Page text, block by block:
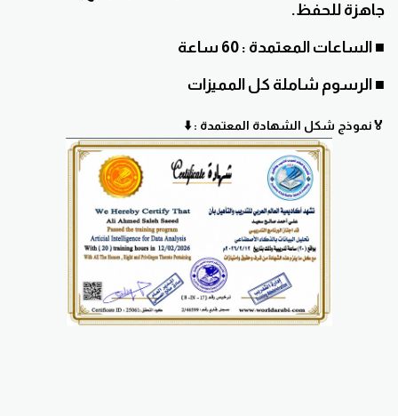
جاهزة للحفظ.
■ الساعات المعتمدة : 60 ساعة
■ الرسوم شاملة كل المميزات
🏅نموذج شكل الشهادة المعتمدة : ⬇️